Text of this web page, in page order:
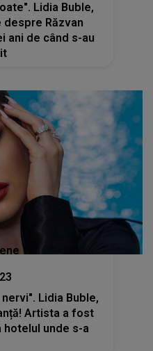
Lidia Buble,
Răzvan
ani de când s-au
Lidia Buble,
Artista a fost
unde s-a